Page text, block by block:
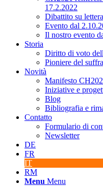
17.2.2022
Dibattito su
Evento dal
Il nostro evento
Storia
Diritto di voto
Pioniere del
Novità
Manifesto
Iniziative e
Blog
Bibliografia e
Contatto
Formulario di
Newsletter
DE
FR
IT
RM
Menu Menu